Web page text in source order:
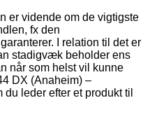
er vidende om de vigtigste
fx den
I relation til det er
stadigvæk beholder ens
når som helst vil kunne
DX (Anaheim) –
leder efter et produkt til